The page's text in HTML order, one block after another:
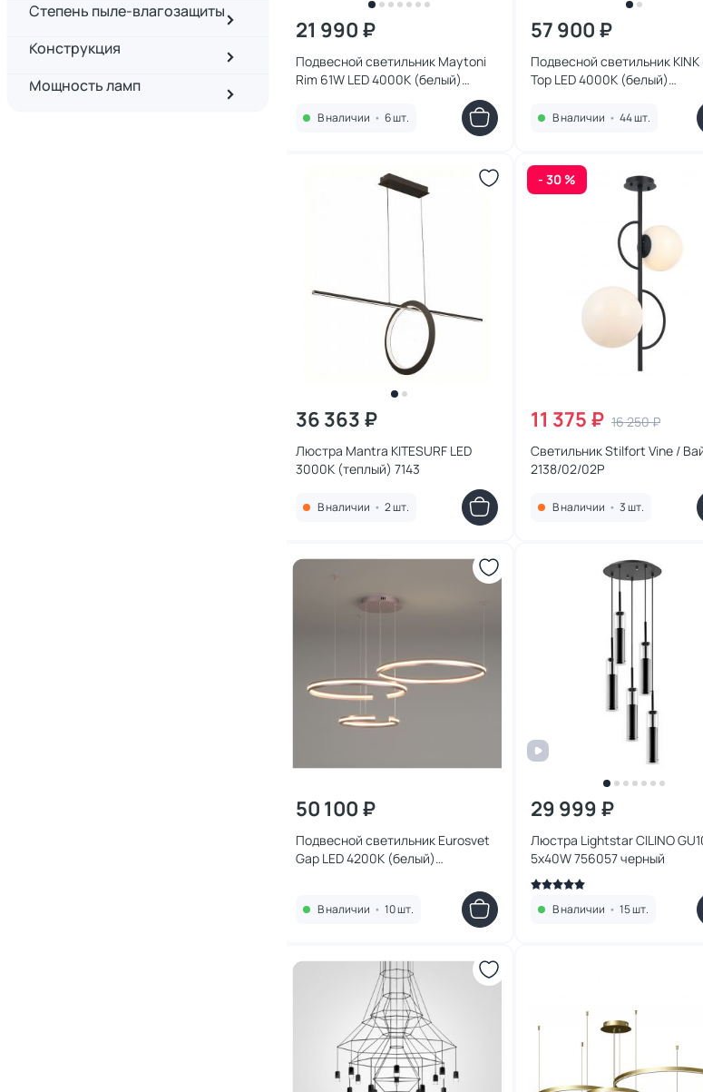
Степень пыле-влагозащиты
Конструкция
Мощность ламп
21 990 ₽
Подвесной светильник Maytoni
Rim 61W LED 4000К (белый)
В наличии • 6 шт.
57 900 ₽
Подвесной светильник KINK
Тор LED 4000К (белый)
В наличии • 44 шт.
36 363 ₽
Люстра Mantra KITESURF LED
3000К (теплый) 7143
В наличии • 2 шт.
- 30 %
11 375 ₽ 16 250 ₽
Светильник Stilfort Vine /
2138/02/02P
В наличии • 3 шт.
50 100 ₽
Подвесной светильник Eurosvet
Gap LED 4200К (белый)
В наличии • 10 шт.
29 999 ₽
Люстра Lightstar CILINO
5х40W 756057 черный
В наличии • 15 шт.